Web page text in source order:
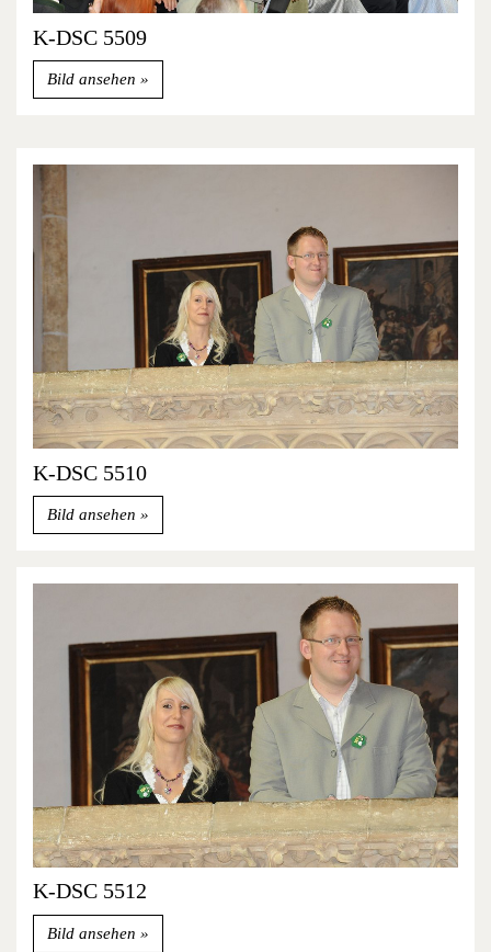
K-DSC 5509
Bild ansehen
K-DSC 5510
Bild ansehen
K-DSC 5512
Bild ansehen